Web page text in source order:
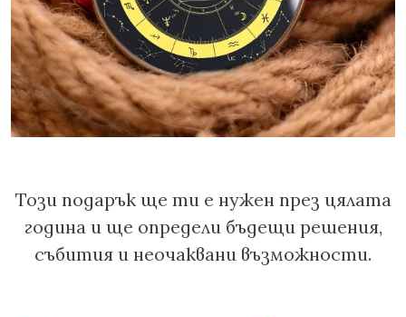
Този подарък ще ти е нужен през цялата
година и ще определи бъдещи решения,
събития и неочаквани възможности.